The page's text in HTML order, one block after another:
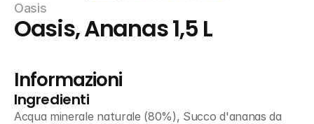
Oasis
Oasis, Ananas 1,5 L
Informazioni
Ingredienti
Acqua minerale naturale (80%), Succo d'ananas da